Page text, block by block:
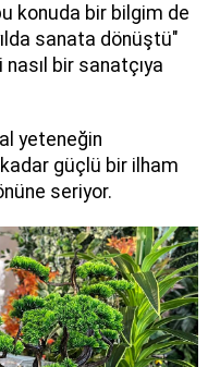
konuda bir bilgim de
sanata dönüştü"
bir sanatçıya
yeteneğin
güçlü bir ilham
seriyor.